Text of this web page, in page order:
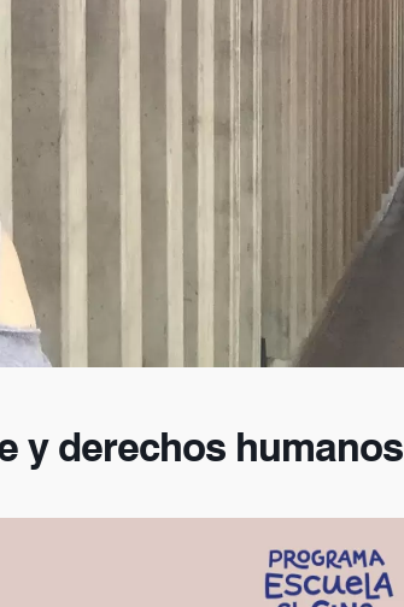
y derechos humanos